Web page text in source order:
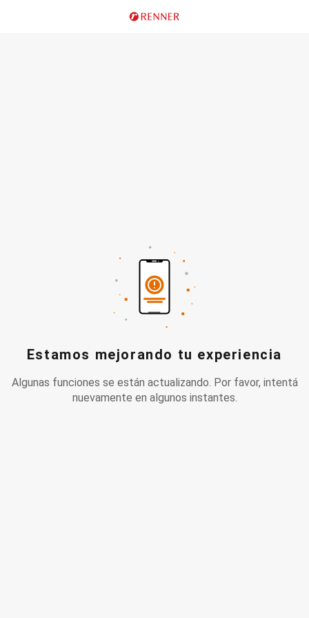
Estamos mejorando tu experiencia
Algunas funciones se están actualizando. Por favor, intentá
nuevamente en algunos instantes.